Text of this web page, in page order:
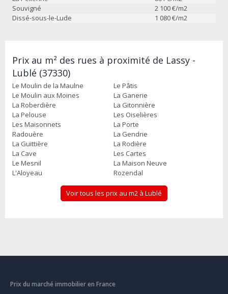
Souvigné
2 100€/m2
Dissé-sous-le-Lude
1 080€/m2
Prix au m² des rues à proximité de Lassy -
Lublé (37330)
Le Moulin de la Maulne
Le Pâtis
Le Moulin aux Moines
La Ganerie
La Roberdière
La Gitonnière
La Pelouse
Les Oiselières
Les Maisonnets
La Porte
Radouère
La Gendrie
La Guittière
La Rodière
La Cave
Les Cartes
Le Mesnil
La Maison Neuve
L'Aloyeau
Rozendal
Voir tous les prix au m2 à Lublé
Prix du marché immobilier en France